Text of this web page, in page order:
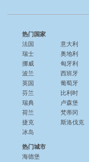
热门国家
法国
瑞士
挪威
波兰
英国
芬兰
瑞典
荷兰
捷克
冰岛
意大利
奥地利
匈牙利
西班牙
葡萄牙
比利时
卢森堡
梵蒂冈
斯洛伐克
热门城市
海德堡